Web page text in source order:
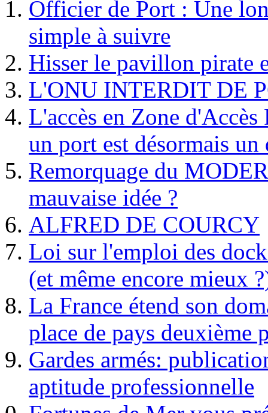
Officier de Port : Une
simple à suivre
Hisser le pavillon pirate
L'ONU INTERDIT DE
L'accès en Zone
un port est désormais un
Remorquage du
mauvaise idée ?
ALFRED DE COURCY
Loi sur l'emploi des
(et même encore mieux
La France étend son
place de pays deuxième
Gardes armés:
aptitude professionnelle